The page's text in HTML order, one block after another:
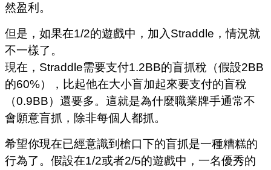
然盈利。
但是，如果在1/2的遊戲中，加入Straddle，情況就
不一樣了。
現在，Straddle需要支付1.2BB的盲抓稅（假設2BB
的60%），比起他在大小盲加起來要支付的盲稅
（0.9BB）還要多。這就是為什麼職業牌手通常不
會願意盲抓，除非每個人都抓。
希望你現在已經意識到槍口下的盲抓是一種糟糕的
行為了。假設在1/2或者2/5的遊戲中，一名優秀的